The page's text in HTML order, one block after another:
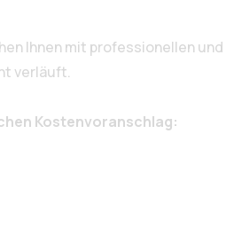
Ihnen mit professionellen und
verläuft.
Kostenvoranschlag: